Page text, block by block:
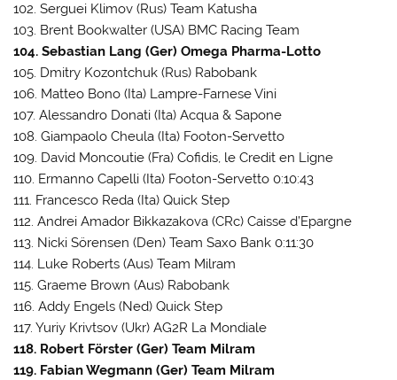
102. Serguei Klimov (Rus) Team Katusha
103. Brent Bookwalter (USA) BMC Racing Team
104. Sebastian Lang (Ger) Omega Pharma-Lotto
105. Dmitry Kozontchuk (Rus) Rabobank
106. Matteo Bono (Ita) Lampre-Farnese Vini
107. Alessandro Donati (Ita) Acqua & Sapone
108. Giampaolo Cheula (Ita) Footon-Servetto
109. David Moncoutie (Fra) Cofidis, le Credit en Ligne
110. Ermanno Capelli (Ita) Footon-Servetto 0:10:43
111. Francesco Reda (Ita) Quick Step
112. Andrei Amador Bikkazakova (CRc) Caisse d’Epargne
113. Nicki Sörensen (Den) Team Saxo Bank 0:11:30
114. Luke Roberts (Aus) Team Milram
115. Graeme Brown (Aus) Rabobank
116. Addy Engels (Ned) Quick Step
117. Yuriy Krivtsov (Ukr) AG2R La Mondiale
118. Robert Förster (Ger) Team Milram
119. Fabian Wegmann (Ger) Team Milram